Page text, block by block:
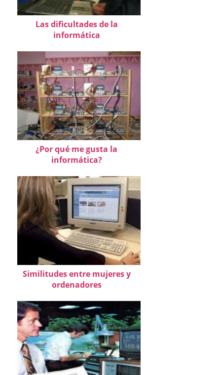
Las dificultades de la
informática
¿Por qué me gusta la
informática?
Similitudes entre mujeres y
ordenadores